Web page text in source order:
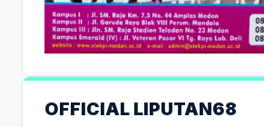
OFFICIAL LIPUTAN68